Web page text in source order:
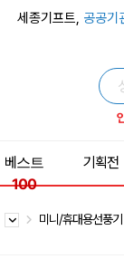
세종기프트, 공공기
베스트
100
기획전
미니/휴대용선풍